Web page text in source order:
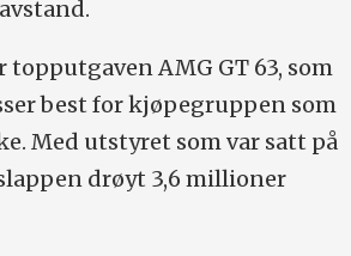
topputgaven AMG GT 63, som
best for kjøpegruppen som
Med utstyret som var satt på
drøyt 3,6 millioner